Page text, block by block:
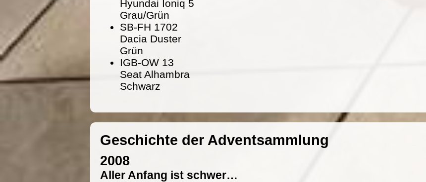
Hyundai Ioniq 5
Grau/Grün
SB-FH 1702
Dacia Duster
Grün
IGB-OW 13
Seat Alhambra
Schwarz
Geschichte der Adventsammlung
2008
Aller Anfang ist schwer…